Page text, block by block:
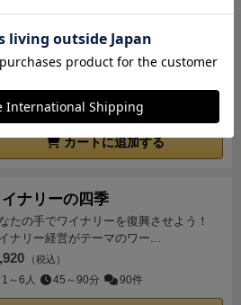
ただ5人でやるとやっぱりボードが狭
さすぎてコマが増えてくるとすごく
っぱり厚紙に拡大コピーした自作ボー
(^^;)
いタイルを手に入れて、森や海、草原の
る自分の王国を広げよう！
2～4人 15～20分 49件
カートに追加する
イナリーの四季
たの手でワイナリーを復興させよう！
ナリー経営がテーマのワー...
（税込）
1～6人 45～90分 90件